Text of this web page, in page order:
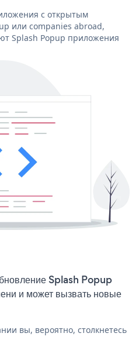
с открытым
или companies abroad,
Splash Popup приложения
Splash Popup
и может вызвать новые
вы, вероятно, столкнетесь